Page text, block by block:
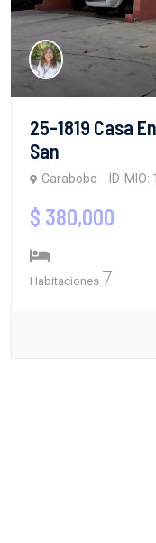
25-1819 Casa
San
Carabobo ID-MIO:
$ 380,000
Habitaciones 7